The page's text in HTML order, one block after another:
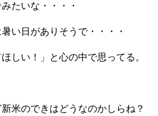
たいな・・・・
い日がありそうで・・・・
しい！」と心の中で思ってる。
米のできはどうなのかしらね？